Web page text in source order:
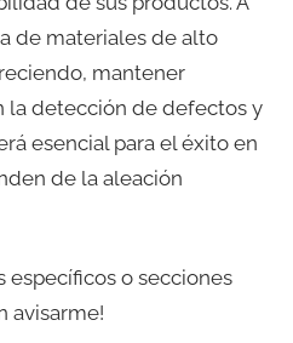
de materiales de alto
mantener
la detección de defectos y
esencial para el éxito en
de la aleación
específicos o secciones
avisarme!